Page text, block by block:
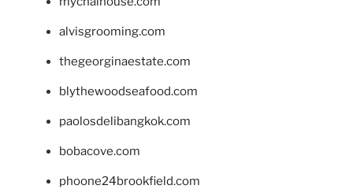
alvisgrooming.com
thegeorginaestate.com
blythewoodseafood.com
paolosdelibangkok.com
bobacove.com
phoone24brookfield.com